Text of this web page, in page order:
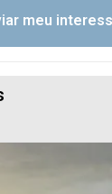
meu